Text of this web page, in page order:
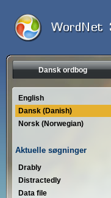
Dansk ordbog
English
Dansk (Danish)
Norsk (Norwegian)
Aktuelle søgninger
Drably
Distractedly
Data file